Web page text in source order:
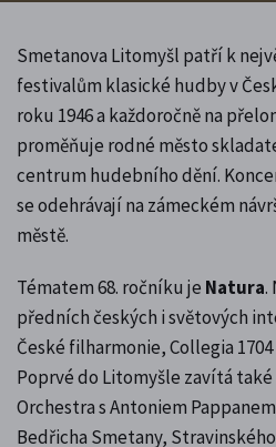
Smetanova Litomyšl patří k
festivalům klasické hudby v
roku 1946 a každoročně na
proměňuje rodné město
centrum hudebního dění.
se odehrávají na zámeckém
městě.
Tématem 68. ročníku je Natura.
předních českých i světových
České filharmonie, Collegia
Poprvé do Litomyšle zavítá
Orchestra s Antoniem
Bedřicha Smetany, Stravinského